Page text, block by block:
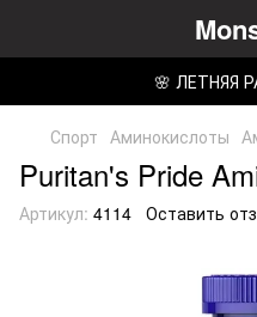
🌸 ЛЕТНЯЯ
Спорт Аминокислоты
Puritan's Pride
Артикул: 4114 Оставить